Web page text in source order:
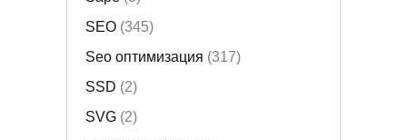
SEO(345)
Seo оптимизация (317)
SSD (2)
SVG(2)